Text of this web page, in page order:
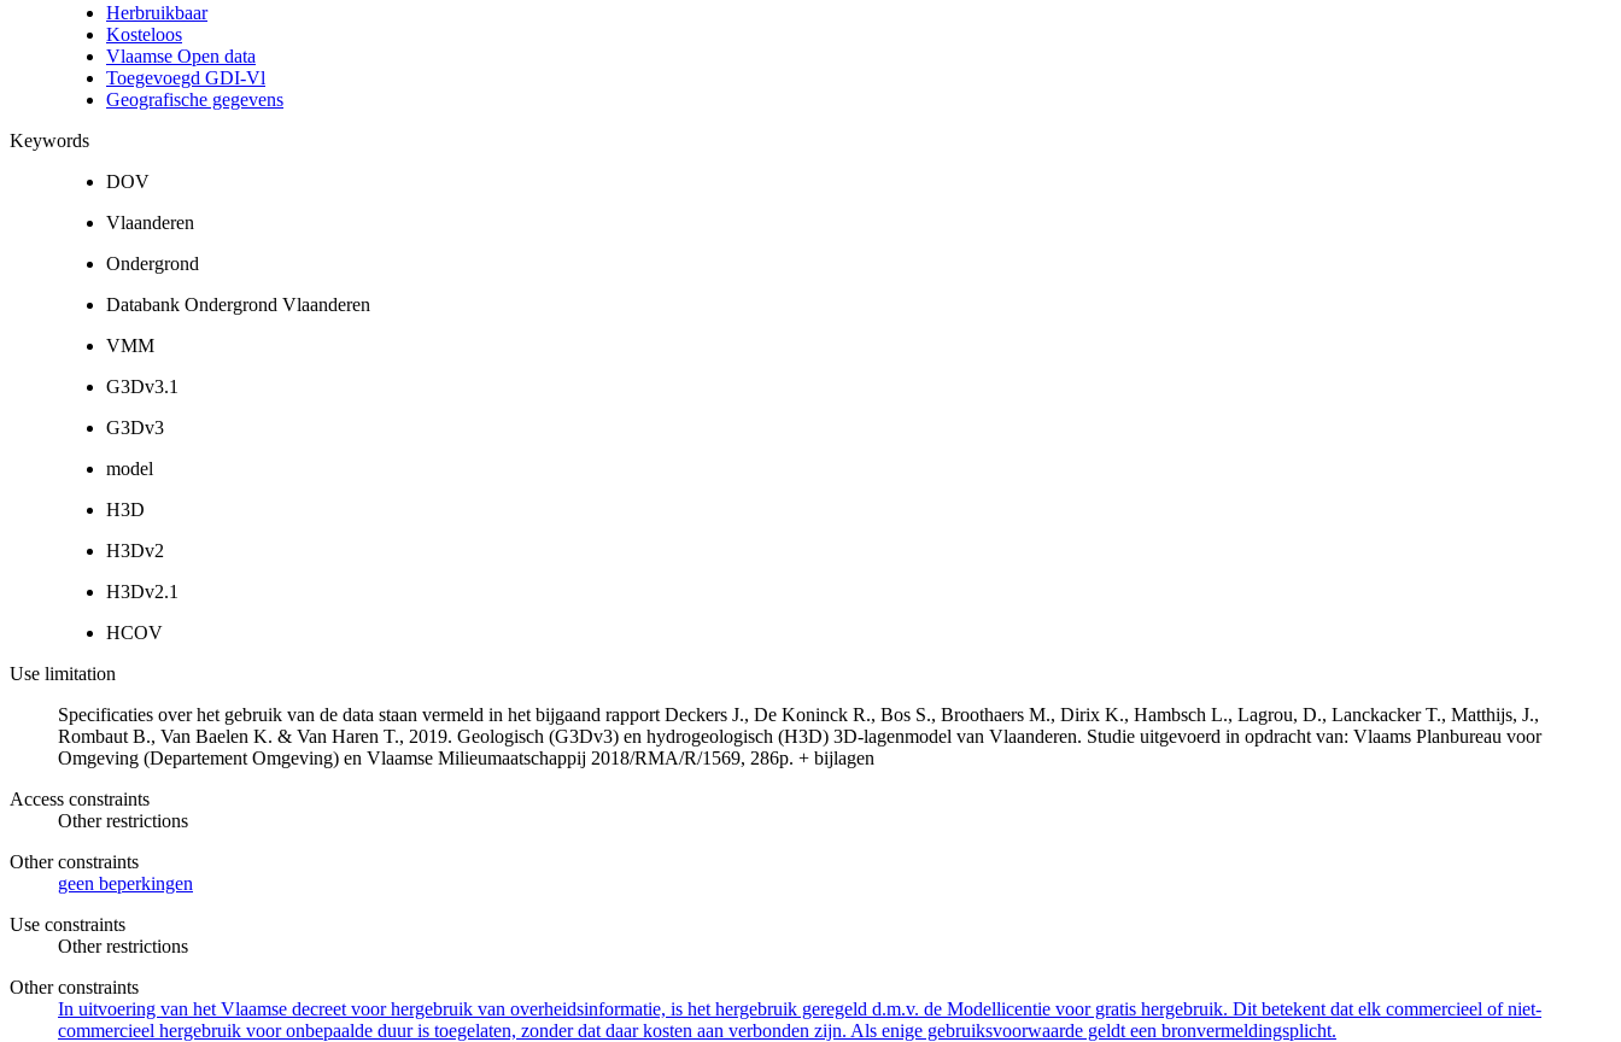
Herbruikbaar
Kosteloos
Vlaamse Open data
Toegevoegd GDI-Vl
Geografische gegevens
Keywords
DOV
Vlaanderen
Ondergrond
Databank Ondergrond Vlaanderen
VMM
G3Dv3.1
G3Dv3
model
H3D
H3Dv2
H3Dv2.1
HCOV
Use limitation
Specificaties over het gebruik van de data staan vermeld in het bijgaand rapport Deckers J., De Koninck R., Bos S., Broothaers M., Dirix K., Hambsch L., Lagrou, D., Lanckacker T., Matthijs, J.,
Rombaut B., Van Baelen K. & Van Haren T., 2019. Geologisch (G3Dv3) en hydrogeologisch (H3D) 3D-lagenmodel van Vlaanderen. Studie uitgevoerd in opdracht van: Vlaams Planbureau voor
Omgeving (Departement Omgeving) en Vlaamse Milieumaatschappij 2018/RMA/R/1569, 286p. + bijlagen
Access constraints
Other restrictions
Other constraints
geen beperkingen
Use constraints
Other restrictions
Other constraints
In uitvoering van het Vlaamse decreet voor hergebruik van overheidsinformatie, is het hergebruik geregeld d.m.v. de Modellicentie voor gratis hergebruik. Dit betekent dat elk commercieel of niet-
commercieel hergebruik voor onbepaalde duur is toegelaten, zonder dat daar kosten aan verbonden zijn. Als enige gebruiksvoorwaarde geldt een bronvermeldingsplicht.